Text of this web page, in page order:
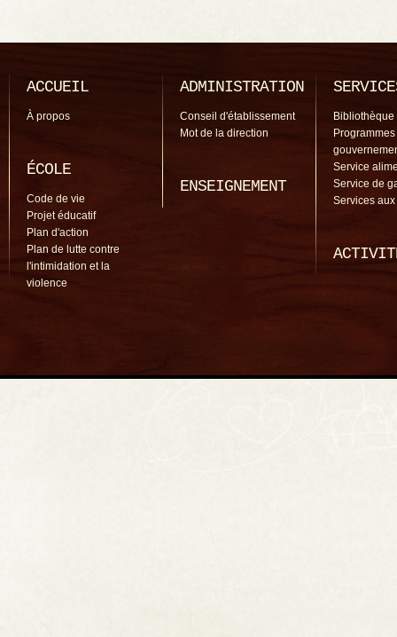
ACCUEIL
À propos
ÉCOLE
Code de vie
Projet éducatif
Plan d'action
Plan de lutte contre
l'intimidation et la
violence
ADMINISTRATION
Conseil d'établissement
Mot de la direction
ENSEIGNEMENT
Bibliothèque
Programmes
Service
Service de
Services